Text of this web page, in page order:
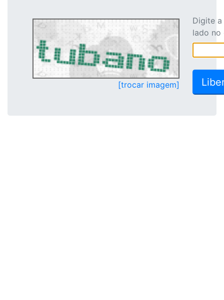
[trocar imagem]
Digite
lado no